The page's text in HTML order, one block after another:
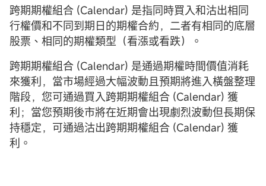
跨期期權組合 (Calendar) 是指同時買入和沽出相同
行權價和不同到期日的期權合約，二者有相同的底層
股票、相同的期權類型（看漲或看跌）。
跨期期權組合 (Calendar) 是通過期權時間價值消耗
來獲利，當市場經過大幅波動且預期將進入橫盤整理
階段，您可通過買入跨期期權組合 (Calendar) 獲
利；當您預期後市將在近期會出現劇烈波動但長期保
持穩定，可通過沽出跨期期權組合 (Calendar) 獲
利。